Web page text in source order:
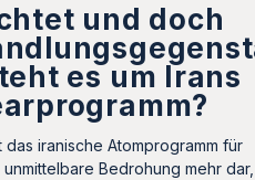
und doch
es um Irans
das iranische Atomprogramm für
Bedrohung mehr dar,